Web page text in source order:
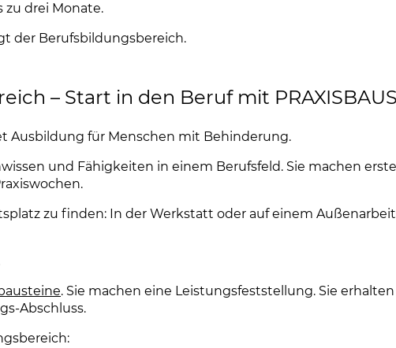
zu drei Monate.
der Berufsbildungsbereich.
– Start in den Beruf mit
Ausbildung für Menschen mit Behinderung.
und Fähigkeiten in einem Berufsfeld. Sie machen
zu finden: In der Werkstatt oder auf einem
(Link öffnet einen neuen Tab)
. Sie machen eine Leistungsfeststellung. Sie
Abschluss.